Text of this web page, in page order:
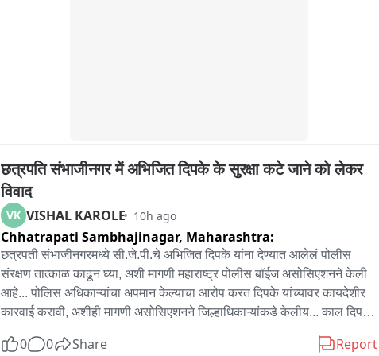
छत्रपति संभाजीनगर में अभिजित दिपके के सुरक्षा कटे जाने को लेकर
विवाद
VK VISHAL KAROLE 10h ago
Chhatrapati Sambhajinagar, Maharashtra:
छत्रपती संभाजीनगरमध्ये सी.जे.पी.चे अभिजित दिपके यांना देण्यात आलेलं पोलीस
संरक्षण तात्काळ काढून घ्या, अशी मागणी महाराष्ट्र पोलीस बॉईज असोसिएशनने केली
आहे... पोलिस अधिकाऱ्यांचा अपमान केल्याचा आरोप करत दिपके यांच्यावर कायदेशीर
कारवाई करावी, अशीही मागणी असोसिएशनने जिल्हाधिकाऱ्यांकडे केलीय... काल दिपके
घ्या, अन्यथा त्यांच्या घरासमोर आंदोलन करू, असा थेट इशाराही पोलीस बॉईज
0 0 Share Report